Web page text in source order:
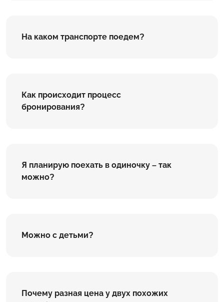
На каком транспорте поедем?
Как происходит процесс
бронирования?
Я планирую поехать в одиночку – так
можно?
Можно с детьми?
Почему разная цена у двух похожих